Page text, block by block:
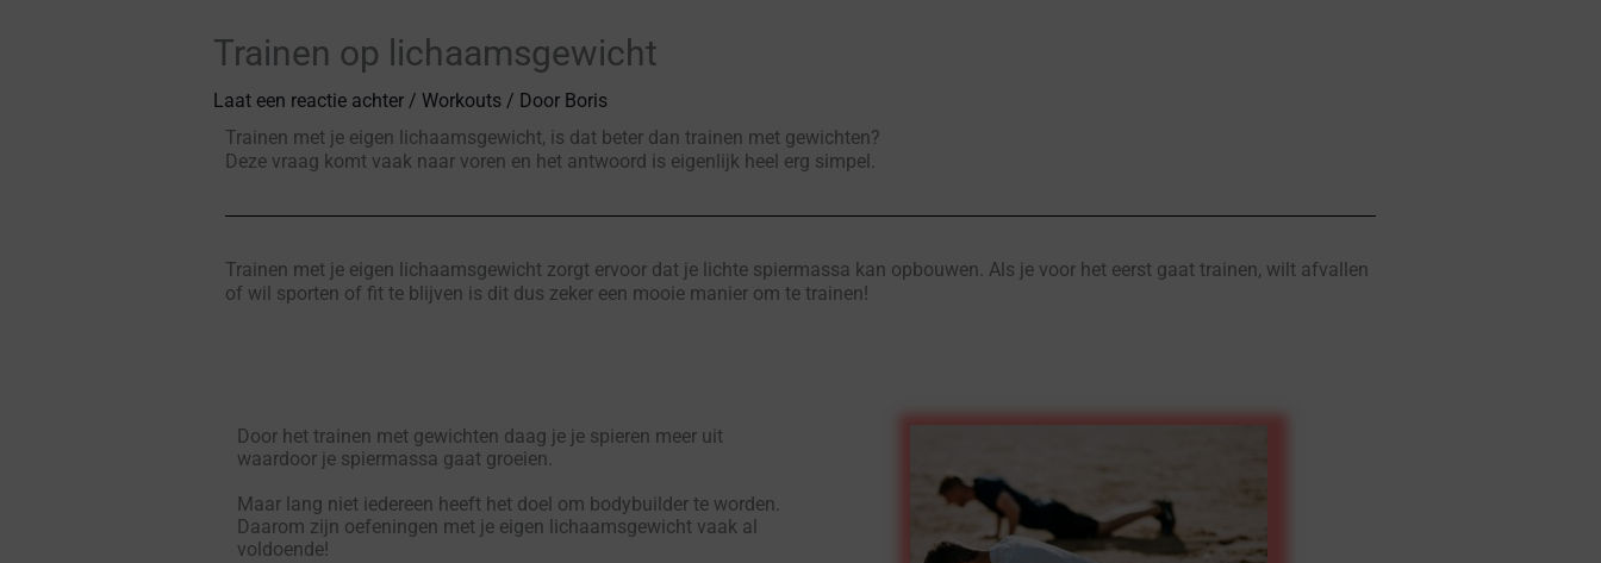
Trainen op lichaamsgewicht
Laat een reactie achter / Workouts/ Door Boris
Trainen met je eigen lichaamsgewicht, is dat beter dan trainen met gewichten?
Deze vraag komt vaak naar voren en het antwoord is eigenlijk heel erg simpel.
Trainen met je eigen lichaamsgewicht zorgt ervoor dat je lichte spiermassa kan opbouwen. Als je voor het eerst gaat trainen, wilt afvallen
of wil sporten of fit te blijven is dit dus zeker een mooie manier om te trainen!
Door het trainen met gewichten daag je je spieren meer uit
waardoor je spiermassa gaat groeien.
Maar lang niet iedereen heeft het doel om bodybuilder te worden.
Daarom zijn oefeningen met je eigen lichaamsgewicht vaak al
voldoende!